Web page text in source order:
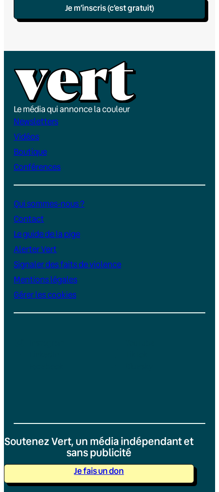
Je m’inscris (c’est gratuit)
Le média qui annonce la couleur
Newsletters
Vidéos
Boutique
Conférences
Qui sommes-nous ?
Contact
Le guide de la pige
Alerter Vert
Signaler des faits de violence
Mentions légales
Gérer les cookies
Soutenez Vert, un média indépendant et
sans publicité
Je fais un don